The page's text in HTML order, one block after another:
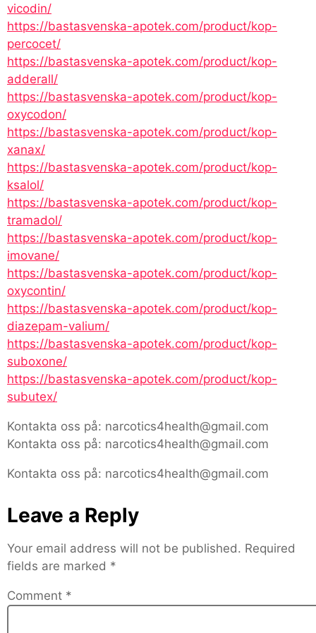
vicodin/
https://bastasvenska-apotek.com/product/kop-
percocet/
https://bastasvenska-apotek.com/product/kop-
adderall/
https://bastasvenska-apotek.com/product/kop-
oxycodon/
https://bastasvenska-apotek.com/product/kop-
xanax/
https://bastasvenska-apotek.com/product/kop-
ksalol/
https://bastasvenska-apotek.com/product/kop-
tramadol/
https://bastasvenska-apotek.com/product/kop-
imovane/
https://bastasvenska-apotek.com/product/kop-
oxycontin/
https://bastasvenska-apotek.com/product/kop-
diazepam-valium/
https://bastasvenska-apotek.com/product/kop-
suboxone/
https://bastasvenska-apotek.com/product/kop-
subutex/
Kontakta oss på: narcotics4health@gmail.com
Kontakta oss på: narcotics4health@gmail.com
Kontakta oss på: narcotics4health@gmail.com
Leave a Reply
Your email address will not be published. Required
fields are marked *
Comment *